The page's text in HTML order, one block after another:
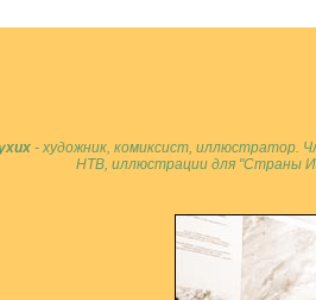
- художник, комиксист, иллюстратор.
НТВ, иллюстрации для "Страны